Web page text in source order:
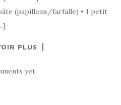
(papillons/farfalle) • 1 petit
PLUS
yet